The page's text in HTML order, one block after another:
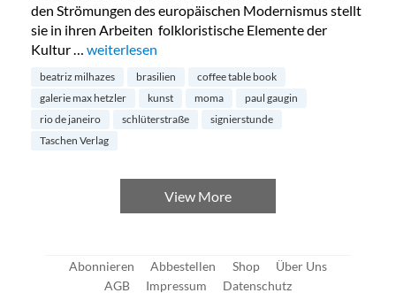
den Strömungen des europäischen Modernismus stellt
sie in ihren Arbeiten folkloristische Elemente der
Kultur … „Einladung zur Signierstunde von Beatriz Milhazes“
weiterlesen
beatriz milhazes brasilien
coffee table book
galerie max hetzler
kunst moma
paul gaugin
rio de janeiro
schlüterstraße
signierstunde
Taschen Verlag
View More
Abonnieren Abbestellen Shop
Über Uns
AGB
Impressum Datenschutz